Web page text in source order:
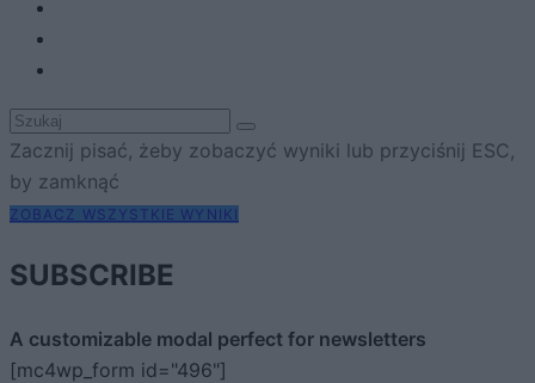
Zacznij pisać, żeby zobaczyć wyniki lub przyciśnij ESC,
by zamknąć
ZOBACZ WSZYSTKIE WYNIKI
SUBSCRIBE
A customizable modal perfect for newsletters
[mc4wp_form id="496"]